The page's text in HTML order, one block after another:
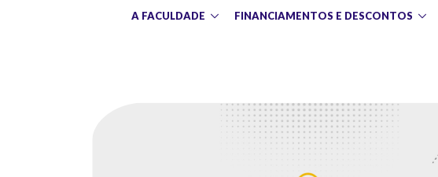
A FACULDADE FINANCIAMENTOS E DESCONTOS